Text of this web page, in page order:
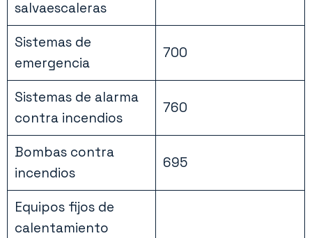
salvaescaleras
Sistemas de
emergencia
700
Sistemas de alarma
contra incendios
760
Bombas contra
incendios
695
Equipos fijos de
calentamiento